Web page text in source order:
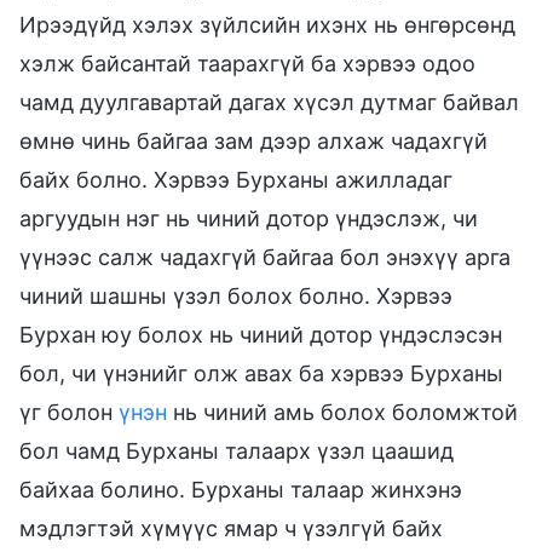
Ирээдүйд хэлэх зүйлсийн ихэнх нь өнгөрсөнд
хэлж байсантай таарахгүй ба хэрвээ одоо
чамд дуулгавартай дагах хүсэл дутмаг байвал
өмнө чинь байгаа зам дээр алхаж чадахгүй
байх болно. Хэрвээ Бурханы ажилладаг
аргуудын нэг нь чиний дотор үндэслэж, чи
үүнээс салж чадахгүй байгаа бол энэхүү арга
чиний шашны үзэл болох болно. Хэрвээ
Бурхан юу болох нь чиний дотор үндэслэсэн
бол, чи үнэнийг олж авах ба хэрвээ Бурханы
үг болон үнэн нь чиний амь болох боломжтой
бол чамд Бурханы талаарх үзэл цаашид
байхаа болино. Бурханы талаар жинхэнэ
мэдлэгтэй хүмүүс ямар ч үзэлгүй байх